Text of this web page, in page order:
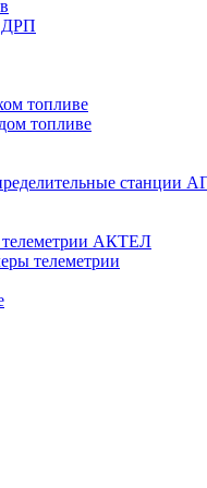
ДРП
топливе
топливе
станции
АКТЕЛ
телеметрии